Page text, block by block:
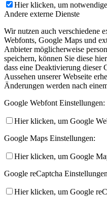
Hier klicken, um
Andere externe Dienste
Wir nutzen auch verschiedene
Webfonts, Google Maps und
Anbieter möglicherweise
speichern, können Sie diese
dass eine Deaktivierung dieser
Aussehen unserer Webseite
Änderungen werden nach
Google Webfont Einstellungen:
Hier klicken, um Google
Google Maps Einstellungen:
Hier klicken, um Google
Google reCaptcha
Hier klicken, um Google